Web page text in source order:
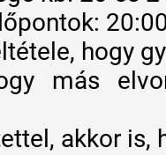
hogy
más
akkor is,